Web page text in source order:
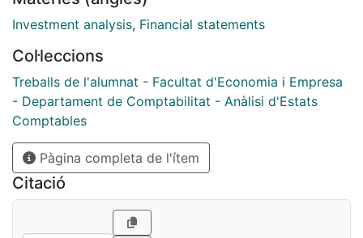
Investment analysis, Financial statements
Col·leccions
Treballs de l'alumnat - Facultat d'Economia i Empresa
- Departament de Comptabilitat - Anàlisi d'Estats
Comptables
Pàgina completa de l'ítem
Citació